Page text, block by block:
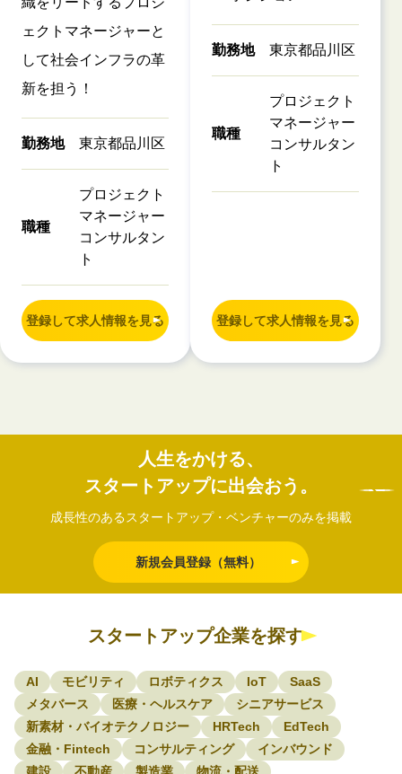
ェクトマネージャーと
して社会インフラの革
新を担う！
勤務地 東京都品川区
職種
プロジェクト
マネージャー
コンサルタン
ト
登録して求人情報を見る
勤務地 東京都品川区
職種
プロジェクト
マネージャー
コンサルタン
ト
登録して求人情報を見る
人生をかける、
スタートアップに出会おう。
成長性のあるスタートアップ・ベンチャーのみを掲載
新規会員登録（無料）
スタートアップ企業を探す
AI モビリティ ロボティクス IoT
SaaS
メタバース
医療・ヘルスケア
シニアサービス
新素材・バイオテクノロジー
HRTech
EdTech
金融・Fintech
コンサルティング
インバウンド